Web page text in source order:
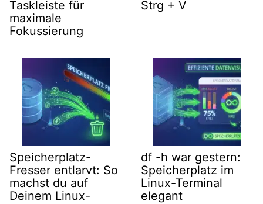
Taskleiste für
maximale
Fokussierung
Strg + V
Speicherplatz-
Fresser entlarvt: So
machst du auf
Deinem Linux-
df -h war gestern:
Speicherplatz im
Linux-Terminal
elegant